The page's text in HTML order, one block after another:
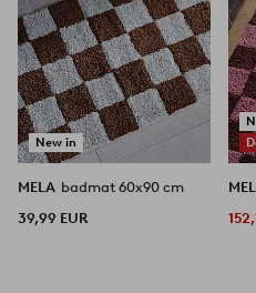
New in
MELA badmat 60x90 cm
39,99 EUR